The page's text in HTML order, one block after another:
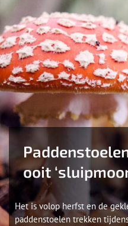
ooit
Het is volop herfst en de
paddenstoelen trekken